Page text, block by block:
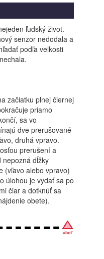
ľudský život.
senzor nedodala a
podľa veľkosti
začiatku plnej čiernej
priamo
sa vo
dve prerušované
druhá vpravo.
prerušení a
nepozná dĺžky
(vľavo alebo vpravo)
úlohou je vydať sa po
čiar a dotknúť sa
obete).